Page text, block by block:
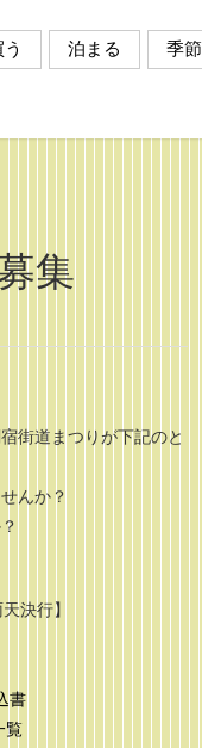
泊まる 季節
集
街道まつりが下記のと
んか？
決行】
書
覧